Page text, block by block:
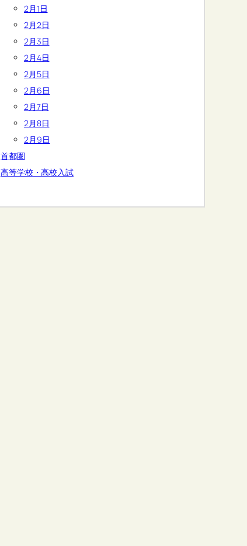
2月1日
2月2日
2月3日
2月4日
2月5日
2月6日
2月7日
2月8日
2月9日
首都圏
高等学校・高校入試